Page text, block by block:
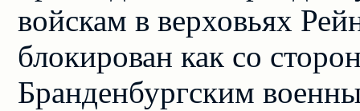
войскам в верховьях
блокирован как со
Бранденбургским